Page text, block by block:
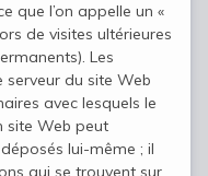
que l’on appelle un «
de visites ultérieures
Les
serveur du site Web
avec lesquels le
site Web peut
lui-même ; il
qui se trouvent sur